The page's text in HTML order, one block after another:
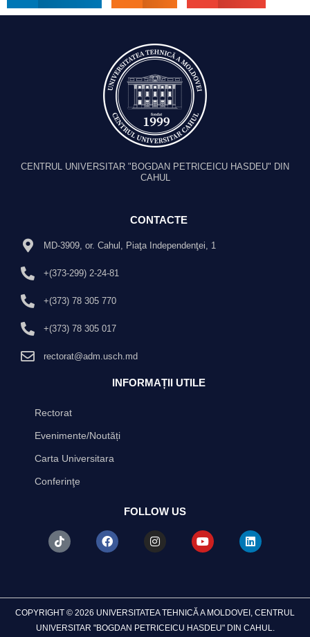
CENTRUL UNIVERSITAR "BOGDAN PETRICEICU HASDEU" DIN
CAHUL
CONTACTE
MD-3909, or. Cahul, Piaţa Independenţei, 1
+(373-299) 2-24-81
+(373) 78 305 770
+(373) 78 305 017
rectorat@adm.usch.md
INFORMAȚII UTILE
Rectorat
Evenimente/Noutăți
Carta Universitara
Conferinţe
FOLLOW US
T
i
F
a
o
k
I
n
r
a
m
Y
o
e
L
i
i
n
COPYRIGHT © 2026 UNIVERSITATEA TEHNICĂ A MOLDOVEI, CENTRUL
UNIVERSITAR "BOGDAN PETRICEICU HASDEU" DIN CAHUL.